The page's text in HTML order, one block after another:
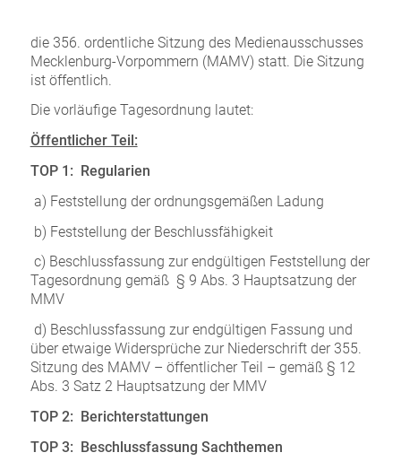
die 356. ordentliche Sitzung des Medienausschusses
Mecklenburg-Vorpommern (MAMV) statt. Die Sitzung
ist öffentlich.
Die vorläufige Tagesordnung lautet:
Öffentlicher Teil:
TOP 1: Regularien
a) Feststellung der ordnungsgemäßen Ladung
b) Feststellung der Beschlussfähigkeit
c) Beschlussfassung zur endgültigen Feststellung der
Tagesordnung gemäß § 9 Abs. 3 Hauptsatzung der
MMV
d) Beschlussfassung zur endgültigen Fassung und
über etwaige Widersprüche zur Niederschrift der 355.
Sitzung des MAMV – öffentlicher Teil – gemäß § 12
Abs. 3 Satz 2 Hauptsatzung der MMV
TOP 2: Berichterstattungen
TOP 3: Beschlussfassung Sachthemen